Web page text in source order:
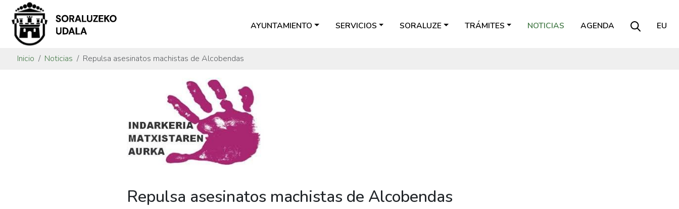
AYUNTAMIENTO SERVICIOS SORALUZE TRÁMITES NOTICIAS AGENDA EU
Inicio Noticias Repulsa asesinatos machistas de Alcobendas
Repulsa asesinatos machistas de Alcobendas